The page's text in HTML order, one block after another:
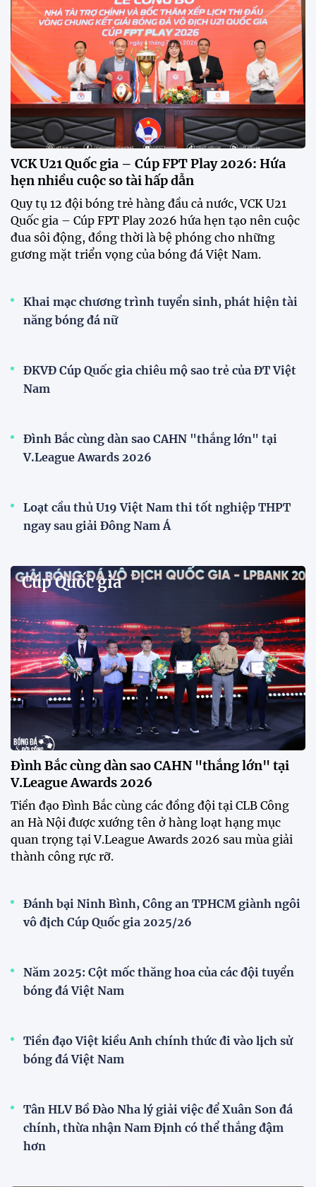
tung đội hình mạnh nhất trước Campuchia, hướng
tới chiến thắng để giành ngôi đầu bảng A ASEAN
Cup 2026.
CĐV vượt gần 80 km từ 5h30 sáng để mua vé xem
tuyển Việt Nam
Tuyển Việt Nam đối đầu Malaysia ở bán kết
ASEAN Cup 2026?
Đội tuyển Việt Nam được người hâm mộ chào đón
nồng nhiệt khi trở về Hà Nội
Đội tuyển Việt Nam rạng rỡ trở về sau chiến
thắng trước Indonesia
Đội tuyển nữ Việt Nam
tập để theo dõi sao nhập tịch tuyển Việt Nam
Buổi tập của tuyển Việt Nam chiều nay (29/7) bất
ngờ thu hút sự chú ý của truyền thông Singapore
khi một phóng viên có mặt tại sân để trực tiếp theo
dõi màn thể hiện của các ngôi sao nhập tịch.
Đình Bắc cùng dàn sao CAHN "thắng lớn" tại
V.League Awards 2026
Festival bóng đá nữ trẻ 2026 lan tỏa đam mê tại
Đồng Tháp
Bóng đá Việt Nam nhận giải thưởng đặc biệt từ
AFC
Bóng đá nữ Việt Nam đón cú hích lớn trước mùa
giải 2026
Đội tuyển trẻ
VCK U21 Quốc gia – Cúp FPT Play 2026: Hứa